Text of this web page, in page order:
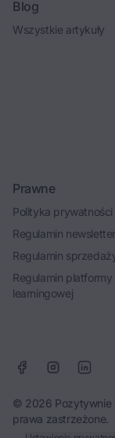
Blog
Wszystkie artykuły
Prawne
Polityka prywatności
Regulamin
Regulamin
Regulamin platformy
learningowej
© 2026 Pozytywnie
prawa zastrzeżone.